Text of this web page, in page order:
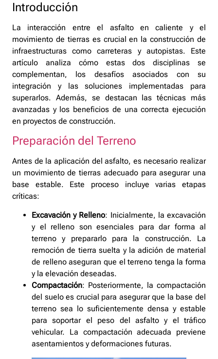
Introducción
La interacción entre el asfalto en caliente y el
movimiento de tierras es crucial en la construcción de
infraestructuras como carreteras y autopistas. Este
artículo analiza cómo estas dos disciplinas se
complementan, los desafíos asociados con su
integración y las soluciones implementadas para
superarlos. Además, se destacan las técnicas más
avanzadas y los beneficios de una correcta ejecución
en proyectos de construcción.
Preparación del Terreno
Antes de la aplicación del asfalto, es necesario realizar
un movimiento de tierras adecuado para asegurar una
base estable. Este proceso incluye varias etapas
críticas:
Excavación y Relleno: Inicialmente, la excavación
y el relleno son esenciales para dar forma al
terreno y prepararlo para la construcción. La
remoción de tierra suelta y la adición de material
de relleno aseguran que el terreno tenga la forma
y la elevación deseadas.
Compactación: Posteriormente, la compactación
del suelo es crucial para asegurar que la base del
terreno sea lo suficientemente densa y estable
para soportar el peso del asfalto y el tráfico
vehicular. La compactación adecuada previene
asentamientos y deformaciones futuras.